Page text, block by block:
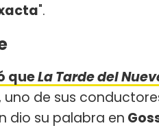
".
queLa Tarde del
uno de sus
dio su palabra en